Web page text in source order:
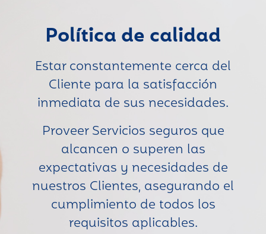
Política de calidad
Estar constantemente cerca del
Cliente para la satisfacción
inmediata de sus necesidades.
Proveer Servicios seguros que
alcancen o superen las
expectativas y necesidades de
nuestros Clientes, asegurando el
cumplimiento de todos los
requisitos aplicables.